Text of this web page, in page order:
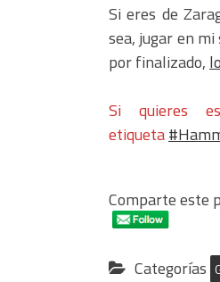
Si eres de
sea, jugar en
por finalizado,
Si quieres
etiqueta
Comparte este
Categorías